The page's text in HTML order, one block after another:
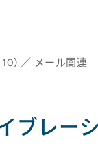
／ メール関連
ブレー